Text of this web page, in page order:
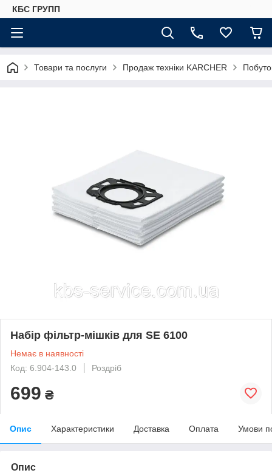
КБС ГРУПП
Товари та послуги Продаж техніки KARCHER
Набір фільтр-мішків для SE 6100
Немає в наявності
Код: 6.904-143.0
Роздріб
699 ₴
Опис Характеристики Доставка Оплата Умови
Опис